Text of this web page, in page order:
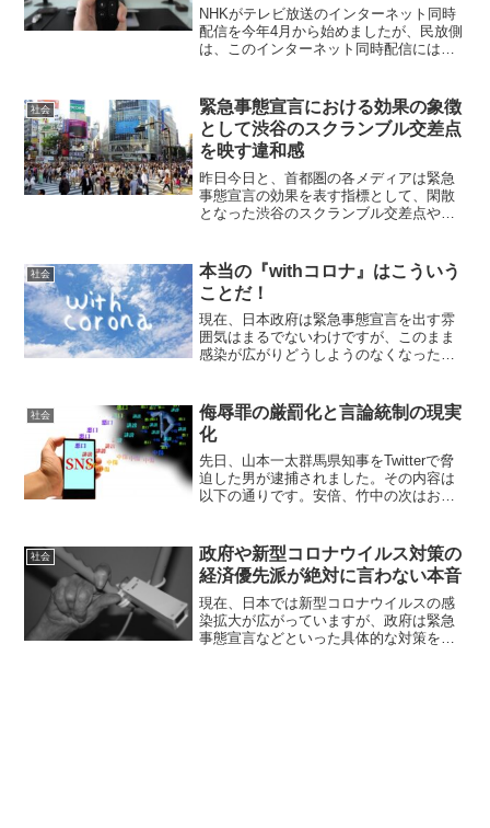
NHKがテレビ放送のインターネット同時
配信を今年4月から始めましたが、民放側
は、このインターネット同時配信には設
も反対の意向を示していました。一部の
民放が10月からよ...
社会
緊急事態宣言における効果の象徴
として渋谷のスクランブル交差点
を映す違和感
昨日今日と、首都圏の各メディアは緊急
事態宣言の効果を表す指標として、閑散
となった渋谷のスクランブル交差点や巣
て、日本の緊急事態宣言は罰則もなく強
制でもないのに、日本人は自...
社会
本当の『withコロナ』はこういう
ことだ！
現在、日本政府は緊急事態宣言を出す雰
囲気はまるでないわけですが、このまま
感染が広がりどうしようのなくなった
は2月に感染が広がって以降、未だに緊急
事態宣言が解かれておらず...
社会
侮辱罪の厳罰化と言論統制の現実
化
先日、山本一太群馬県知事をTwitterで脅
迫した男が逮捕されました。その内容は
以下の通りです。安倍、竹中の次はお前
sea_gel_1417 (@se_n_...
社会
政府や新型コロナウイルス対策の
経済優先派が絶対に言わない本音
現在、日本では新型コロナウイルスの感
染拡大が広がっていますが、政府は緊急
事態宣言などといった具体的な対策を行